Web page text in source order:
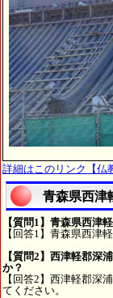
詳細はこのリンク【仏
青森県西津
【質問1】青森県西津
【回答1】青森県西津
【質問2】西津軽郡深
か？
【回答2】西津軽郡深
てください。